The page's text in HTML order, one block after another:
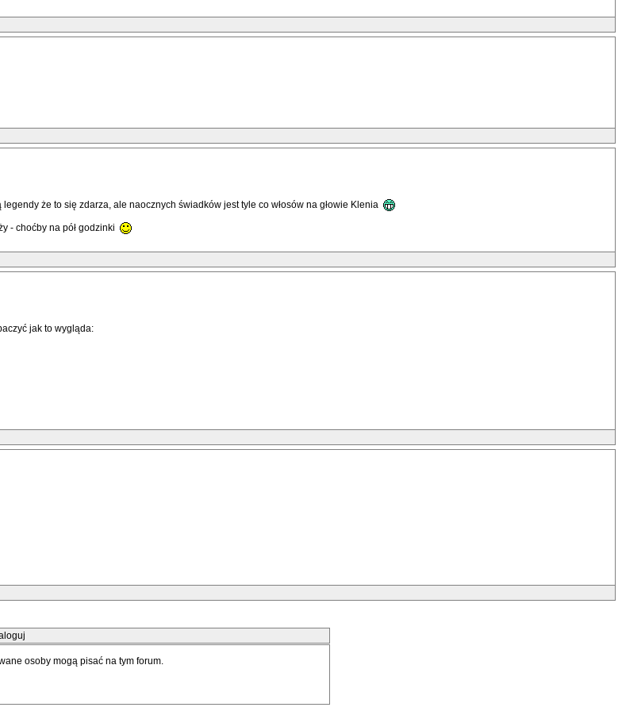
że to się zdarza, ale naocznych świadków jest tyle co włosów na głowie Klenia
- choćby na pół godzinki
jak to wygląda:
osoby mogą pisać na tym forum.